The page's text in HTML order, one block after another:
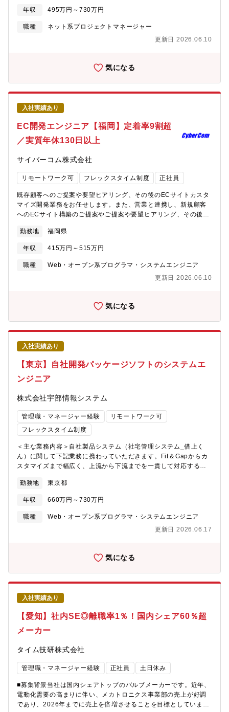
お任せします。【具体的には】◎ECサイトカスタマイズ開発/構築
保守業務（要件定義/設計/製造/テスト/保守運用）◎プロジェクト
管理業務◎顧客への提案、要件ヒアリング、作業見積対応 など
況に応じて在宅勤務にて仕事をすることも可能です。■ 主要言語
DBOracle、SQLServer、MySQL、PostgerSQLなど
年収 495万円～730万円
職種
ネット系プロジェクトマネージャー
更新日 2026.06.10
気になる
入社実績あり
EC開発エンジニア【福岡】定着率9割超
／実質年休130日以上
サイバーコム株式会社
リモートワーク可 フレックスタイム制度 正社員
既存顧客へのご提案や要望ヒアリング、その後のECサイトカスタ
マイズ開発業務をお任せします。また、営業と連携し、新規顧客
へのECサイト構築のご提案やご提案や要望ヒアリング、その後の
ケーションを取りながら、より良いシステムを目指して業務を遂
行いただきます。【具体的には】◎ECサイトカスタマイズ開発/構
築保守業務（要件定義/設計/製造/テスト/保守運用）◎顧客への提
案、要件ヒアリング、作業見積対応 など※在宅勤務を行える環
て仕事をすることも可能です。■ 主要言語VB.net、C#、Java、
SQLServer、MySQL、PostgerSQLなど
勤務地 福岡県
年収 415万円～515万円
職種
Web・オープン系プログラマ・システムエンジニア
更新日 2026.06.10
気になる
入社実績あり
【東京】自社開発パッケージソフトのシステムエ
ンジニア
株式会社宇部情報システム
管理職・マネージャー経験
リモートワーク可
フレックスタイム制度
＜主な業務内容＞自社製品システム（社宅管理システム_借上く
ん）に関して下記業務に携わっていただきます。Fit＆Gapからカ
スタマイズまで幅広く、上流から下流までを一貫して対応するこ
ンバーの進捗管理・技術的な方針検討／判断 - 設計方針の策定お
よびレビュー - 関係者との仕様調整・課題管理・ラージアカウン
ト向けシステムの保守 - 機能追加・品質改善に向けた設計／実装
／テスト - 障害調査・不具合改修などの運用保守業務 - システ
能追加・品質改善に向けた設計／実装／テスト - 障害調査・不具
度にラージアカウント向けシステムのリプレイスを予定してお
り、本プロジェクトを安定的に推進するため、開発体制の強化を
進めております。そこで今回、リプレイスプロジェクトの中核と
なってご活躍いただけるリーダークラスのエンジニアを募集いた
します。設計・開発・品質管理まで含め、プロジェクト全体を牽
引していただくことで、推進力の強化を図りたいと考えておりま
す。【魅力】・ラージアカウント向けシステムリプレイスに参画
し、大規模案件における設計・開発・推進経験を積むことができ
ます・リーダー（PL）として、設計や開発の中心メンバーとして
くん）の開発・改善にも携わり、継続的なサービス成長に関与で
きます・大規模案件の保守またはSaaS領域の改善業務に携わるこ
とで、幅広い領域での経験を積むことができます【キャリアステ
て、設計・開発を中心にPLとしてプロジェクト推進に携わってい
ただきます。その後は、担当領域の拡大やチームマネジメントに
も関わっていただくことを想定しています。リプレイス完了後
勤務地 東京都
年収 660万円～730万円
職種
Web・オープン系プログラマ・システムエンジニア
更新日 2026.06.17
気になる
入社実績あり
【愛知】社内SE◎離職率1％！国内シェア60％超
メーカー
タイム技研株式会社
管理職・マネージャー経験 正社員 土日休み
■募集背景当社は国内シェアトップのバルブメーカーです。近年、
電動化需要の高まりに伴い、メカトロニクス事業部の売上が好調
であり、2026年までに売上を倍増させることを目標としていま